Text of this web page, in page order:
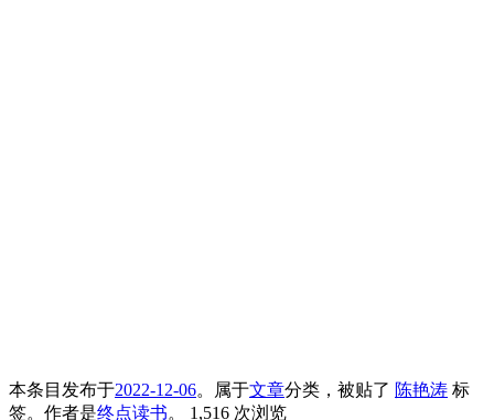
本条目发布于2022-12-06。属于文章分类，被贴了 陈艳涛 标
签。 作者是终点读书。 1,516 次浏览